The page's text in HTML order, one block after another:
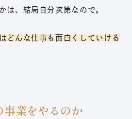
は、結局自分次第なので。
どんな仕事も面白くしていける
事業をやるのか